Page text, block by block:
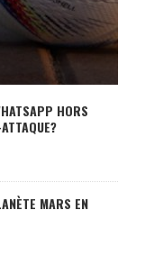
HORS
MARS EN